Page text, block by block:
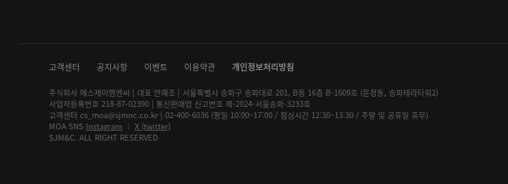
고객센터 공지사항 이벤트 이용약관 개인정보처리방침
주식회사 에스제이엠엔씨 | 대표 안해조 | 서울특별시 송파구 송파대로 201, B동 16층 B-1609호 (문정동, 송파테라타워2)
사업자등록번호 218-87-02390 | 통신판매업 신고번호 제-2024-서울송파-3233호
고객센터 cs_moa@sjmnc.co.kr | 02-400-6036 (평일 10:00~17:00 / 점심시간 12:30~13:30 / 주말 및 공휴일 휴무)
MOA SNS Instagram │ X (twitter)
SJM&C. ALL RIGHT RESERVED